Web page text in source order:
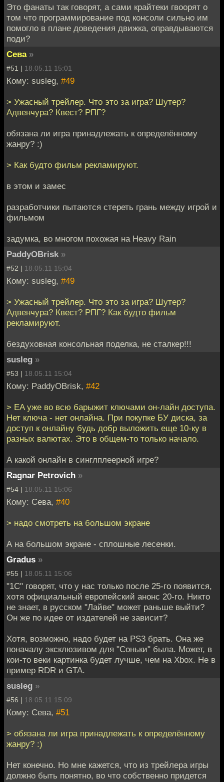
Это фанаты так говорят, а сами крайтеки гвоорят о
том что программирование под консоли сильно им
помогло в плане доведения движка, оправдываются
поди?
Сева »
#51 | 18.05.11 15:01
Кому: susleg, #49
> Ужасный трейлер. Что это за игра? Шутер?
Адвенчура? Квест? РПГ?
обязана ли игра принадлежать к определённому
жанру? :)
> Как будто фильм рекламируют.
в этом и замес
разработчики пытаются стереть грань между игрой и
фильмом
задумка, во многом похожая на Heavy Rain
PaddyOBrisk »
#52 | 18.05.11 15:04
Кому: susleg, #49
> Ужасный трейлер. Что это за игра? Шутер?
Адвенчура? Квест? РПГ? Как будто фильм
рекламируют.
бездуховная консольная поделка, не сталкер!!!
susleg »
#53 | 18.05.11 15:04
Кому: PaddyOBrisk, #42
> EA уже во всю барыжит ключами он-лайн доступа.
Нет ключа - нет онлайна. При покупке БУ диска, за
доступ к онлайну будь добр выложить еще 10-ку в
разных валютах. Это в общем-то только начало.
А какой онлайн в синглплеерной игре?
Ragnar Petrovich »
#54 | 18.05.11 15:06
Кому: Сева, #40
> надо смотреть на большом экране
А на большом экране - сплошные лесенки.
Gradus »
#55 | 18.05.11 15:06
"1С" говорят, что у нас только после 25-го появится,
хотя официальный европейский анонс 20-го. Никто
не знает, в русском "Лайве" может раньше выйти?
Он же по идее от издателей не зависит?
Хотя, возможно, надо будет на PS3 брать. Она же
поначалу эксклюзивом для "Соньки" была. Может, в
кои-то веки картинка будет лучше, чем на Xbox. Не в
пример RDR и GTA.
susleg »
#56 | 18.05.11 15:09
Кому: Сева, #51
> обязана ли игра принадлежать к определённому
жанру? :)
Нет конечно. Но мне кажется, что из трейлера игры
должно быть понятно, во что собственно придется